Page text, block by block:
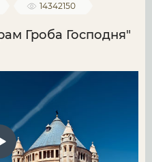
14342150
Гроба Господня"